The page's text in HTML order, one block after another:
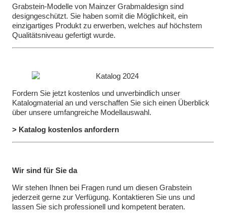
Grabstein-Modelle von Mainzer Grabmaldesign sind
designgeschützt. Sie haben somit die Möglichkeit, ein
einzigartiges Produkt zu erwerben, welches auf höchstem
Qualitätsniveau gefertigt wurde.
Fordern Sie jetzt kostenlos und unverbindlich unser
Katalogmaterial an und verschaffen Sie sich einen Überblick
über unsere umfangreiche Modellauswahl.
> Katalog kostenlos anfordern
Wir sind für Sie da
Wir stehen Ihnen bei Fragen rund um diesen Grabstein
jederzeit gerne zur Verfügung. Kontaktieren Sie uns und
lassen Sie sich professionell und kompetent beraten.